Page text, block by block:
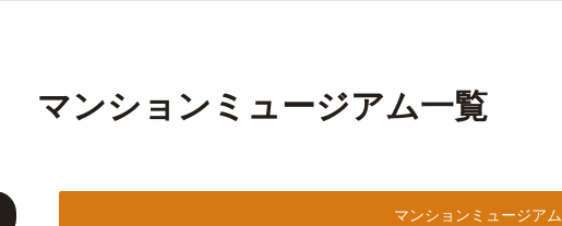
マンションミュージアム一覧
マンションミュージアム